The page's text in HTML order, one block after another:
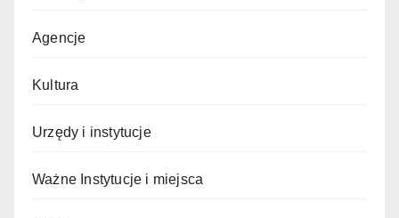
Agencje
Kultura
Urzędy i instytucje
Ważne Instytucje i miejsca